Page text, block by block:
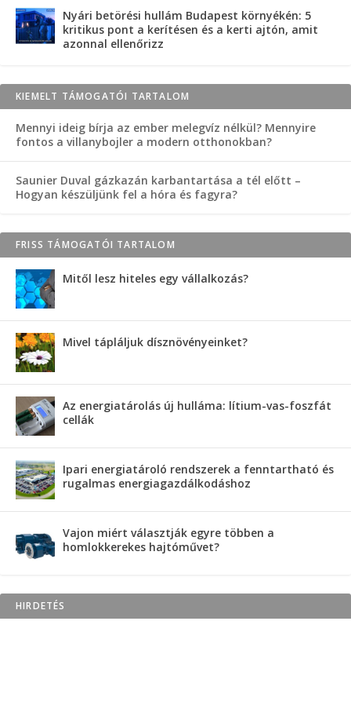
Nyári betörési hullám Budapest környékén: 5
kritikus pont a kerítésen és a kerti ajtón, amit
azonnal ellenőrizz
KIEMELT TÁMOGATÓI TARTALOM
Mennyi ideig bírja az ember melegvíz nélkül? Mennyire
fontos a villanybojler a modern otthonokban?
Saunier Duval gázkazán karbantartása a tél előtt –
Hogyan készüljünk fel a hóra és fagyra?
FRISS TÁMOGATÓI TARTALOM
Mitől lesz hiteles egy vállalkozás?
Mivel tápláljuk dísznövényeinket?
Az energiatárolás új hulláma: lítium-vas-foszfát
cellák
Ipari energiatároló rendszerek a fenntartható és
rugalmas energiagazdálkodáshoz
Vajon miért választják egyre többen a
homlokkerekes hajtóművet?
HIRDETÉS